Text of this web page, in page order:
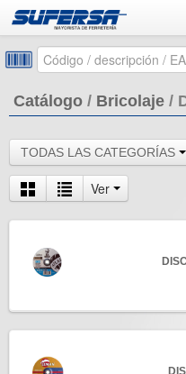
Catálogo / Bricolaje /
TODAS LAS CATEGORÍAS
Ver